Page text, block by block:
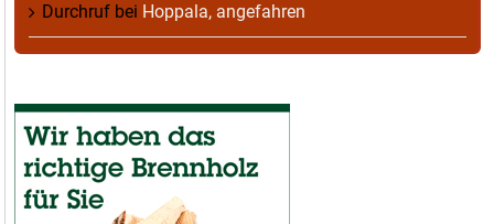
Durchruf bei Hoppala, angefahren